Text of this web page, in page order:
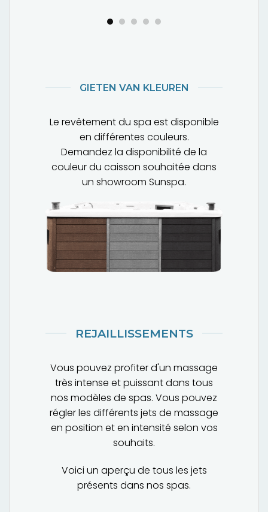
GIETEN VAN KLEUREN
Le revêtement du spa est disponible
en différentes couleurs.
Demandez la disponibilité de la
couleur du caisson souhaitée dans
un showroom Sunspa.
REJAILLISSEMENTS
Vous pouvez profiter d'un massage
très intense et puissant dans tous
nos modèles de spas. Vous pouvez
régler les différents jets de massage
en position et en intensité selon vos
souhaits.
Voici un aperçu de tous les jets
présents dans nos spas.